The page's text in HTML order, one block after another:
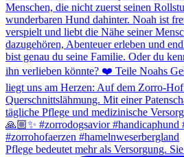
Pflege bedeutet mehr als Versorgung.